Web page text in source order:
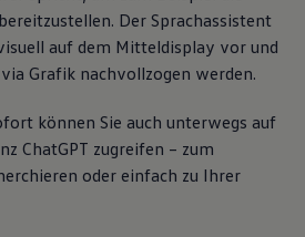
Der Sprachassistent
auf dem Mitteldisplay vor und
Grafik nachvollzogen werden.
können Sie auch unterwegs auf
ChatGPT zugreifen – zum
oder einfach zu Ihrer